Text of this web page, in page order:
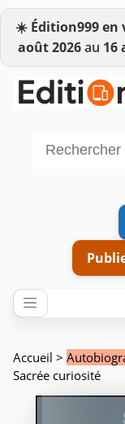
☀️ Édition999 en
août 2026au 16
Accueil >
Sacrée curiosité